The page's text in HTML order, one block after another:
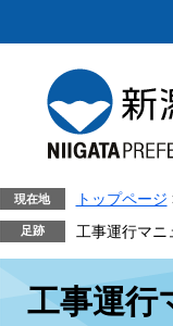
現在地 トップページ
工事運行マニ
工事運行